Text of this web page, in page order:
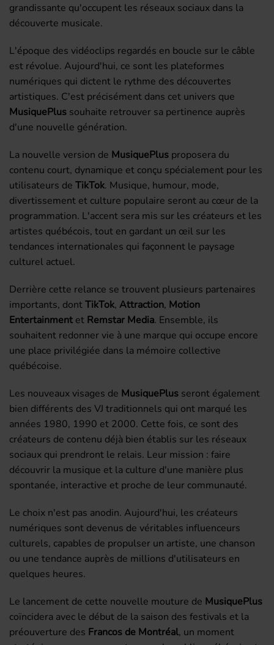
grandissante qu'occupent les réseaux sociaux dans la
découverte musicale.
L'époque des vidéoclips regardés en boucle sur le câble
est révolue. Aujourd'hui, ce sont les plateformes
numériques qui dictent le rythme des découvertes
artistiques. C'est précisément dans cet univers que
MusiquePlus souhaite retrouver sa pertinence auprès
d'une nouvelle génération.
La nouvelle version de MusiquePlus proposera du
contenu court, dynamique et conçu spécialement pour les
utilisateurs de TikTok. Musique, humour, mode,
divertissement et culture populaire seront au cœur de la
programmation. L'accent sera mis sur les créateurs et les
artistes québécois, tout en gardant un œil sur les
tendances internationales qui façonnent le paysage
culturel actuel.
Derrière cette relance se trouvent plusieurs partenaires
importants, dontTikTok, Attraction, Motion
Entertainment et Remstar Media. Ensemble, ils
souhaitent redonner vie à une marque qui occupe encore
une place privilégiée dans la mémoire collective
québécoise.
Les nouveaux visages de MusiquePlus seront également
bien différents des VJ traditionnels qui ont marqué les
années 1980, 1990 et 2000. Cette fois, ce sont des
créateurs de contenu déjà bien établis sur les réseaux
sociaux qui prendront le relais. Leur mission : faire
découvrir la musique et la culture d'une manière plus
spontanée, interactive et proche de leur communauté.
Le choix n'est pas anodin. Aujourd'hui, les créateurs
numériques sont devenus de véritables influenceurs
culturels, capables de propulser un artiste, une chanson
ou une tendance auprès de millions d'utilisateurs en
quelques heures.
Le lancement de cette nouvelle mouture de MusiquePlus
coïncidera avec le début de la saison des festivals et la
préouverture des Francos de Montréal, un moment